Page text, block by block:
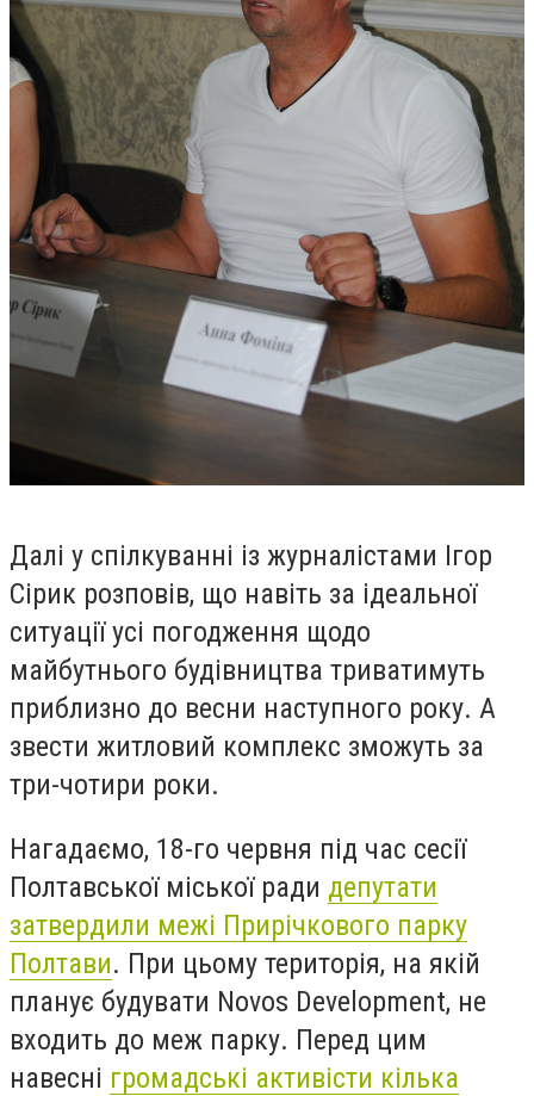
Далі у спілкуванні із журналістами Ігор
Сірик розповів, що навіть за ідеальної
ситуації усі погодження щодо
майбутнього будівництва триватимуть
приблизно до весни наступного року. А
звести житловий комплекс зможуть за
три-чотири роки.
Нагадаємо, 18-го червня під час сесії
Полтавської міської ради депутати
затвердили межі Прирічкового парку
Полтави. При цьому територія, на якій
планує будувати Novos Development, не
входить до меж парку. Перед цим
навесні громадські активісти кілька